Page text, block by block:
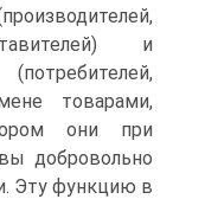
и
товарами,
они при
добровольно
Эту функцию в